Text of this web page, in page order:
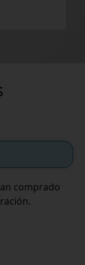
comprado